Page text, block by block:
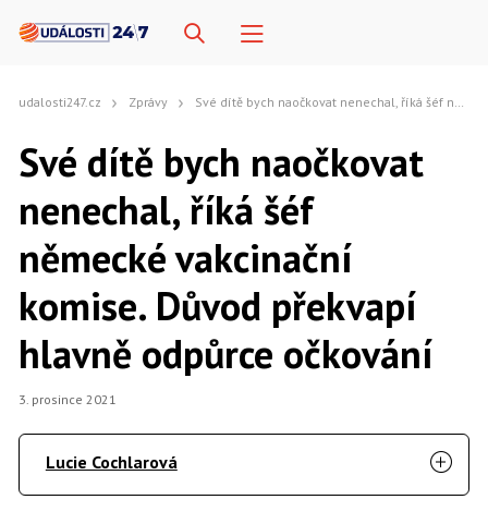
udalosti247.cz Zprávy Své dítě bych naočkovat nenechal, říká šéf německé vakcinační komise. Důvod překvapí hlavně odpůrce očkování
Své dítě bych naočkovat
nenechal, říká šéf
německé vakcinační
komise. Důvod překvapí
hlavně odpůrce očkování
3. prosince 2021
Lucie Cochlarová